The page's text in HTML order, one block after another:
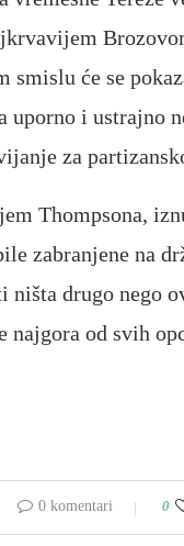
će se
i ustrajno
za
Thompsona,
zabranjene na
ništa drugo nego
najgora od svih
0 komentari 0